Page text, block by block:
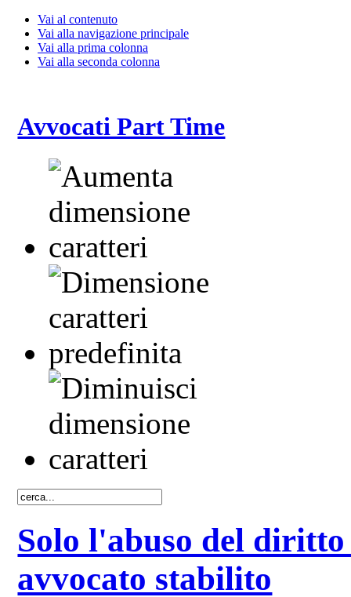
Vai al contenuto
Vai alla navigazione principale
Vai alla prima colonna
Vai alla seconda colonna
Avvocati Part Time
Solo l'abuso del
avvocato stabilito